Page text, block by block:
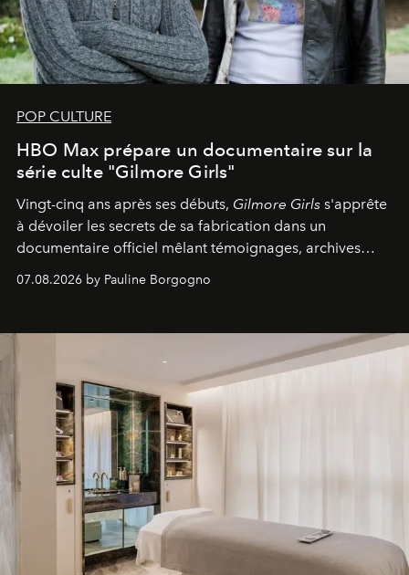
POP CULTURE
HBO Max prépare un documentaire sur la
série culte "Gilmore Girls"
Vingt-cinq ans après ses débuts, Gilmore Girls s'apprête
à dévoiler les secrets de sa fabrication dans un
documentaire officiel mêlant témoignages, archives
générationnel.
07.08.2026 by Pauline Borgogno